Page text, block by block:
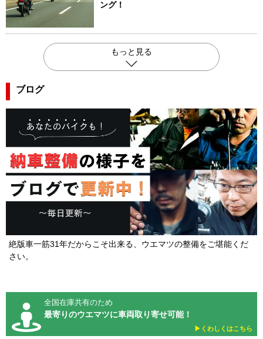
ング！
もっと見る
ブログ
絶版車一筋31年だからこそ出来る、ウエマツの整備をご堪能くだ
さい。
全国在庫共有のため
最寄りのウエマツに車両取り寄せ可能！
▶︎くわしくはこちら